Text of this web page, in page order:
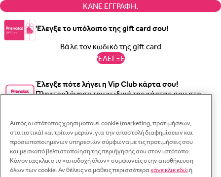
Γραπτό μήνυμα
WhatsApp
Αντιγραφή
ΚΆΝΕ ΕΓΓΡΑΦΉ.
'Ελεγξε το υπόλοιπο της gift card σου!
'ΕΛΕΓΞΕ
Έλεγξε πότε λήγει η Vip Club κάρτα σου!
Πληκτρολόγησε τον κωδικό της κάρτας σου στο
'ΕΛΕΓΞΕ
Σύνδεση
Διεύθυνση e-mail
Ξεχάσατε τον κωδικό σας;
Έχασες τον κωδικό σου; Πληκτρολόγησε το όνομα χρήστη ή τη
Κάνε εγγραφή
Αυτός ο ιστότοπος χρησιμοποιεί cookie (marketing, προτιμήσεων,
στατιστικά) και τρίτων μερών, για την αποστολή διαφημίσεων και
προσωποποιημένων υπηρεσιών σύμφωνα με τις προτιμήσεις σου
και με σκοπό βελτιστοποίηση της περιήγησής σου στον ιστότοπο.
Κάνοντας κλικ στο «αποδοχή όλων» συμφωνείς στην αποθήκευση
όλων των cookie. Αν θέλεις να μάθεις περισσότερακάνε κλικ εδώή